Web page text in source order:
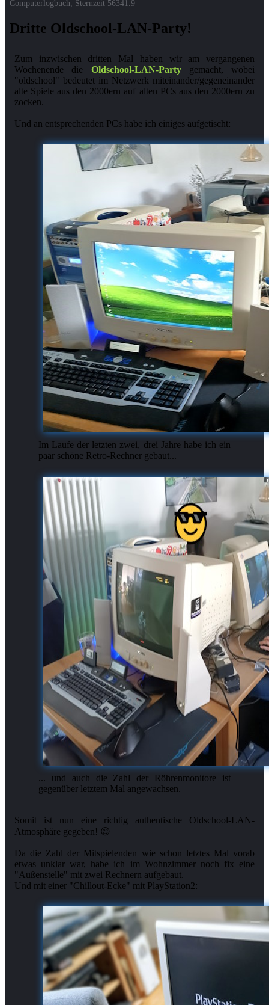
Computerlogbuch, Sternzeit 56341.9
Dritte Oldschool-LAN-Party!
Zum inzwischen dritten Mal haben wir am vergangenen
Wochenende die Oldschool-LAN-Partygemacht, wobei
"oldschool" bedeutet im Netzwerk miteinander/gegeneinander
alte Spiele aus den 2000ern auf alten PCs aus den 2000ern zu
zocken.
Im Laufe der letzten zwei, drei Jahre habe ich ein
paar schöne Retro-Rechner gebaut...
... und auch die Zahl der Röhrenmonitore ist
gegenüber letztem Mal angewachsen.
Somit ist nun eine richtig authentische Oldschool-LAN-
Atmosphäre gegeben! 😊
Da die Zahl der Mitspielenden wie schon letztes Mal vorab
etwas unklar war, habe ich im Wohnzimmer noch fix eine
"Außenstelle" mit zwei Rechnern aufgebaut.